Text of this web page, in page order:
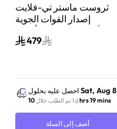
ثروست ماستر تي-فلايت
إصدار القوات الجوية
الأمريكية | سماعة ألعاب
سلكية فوق الأذن | تصميم
الجودة | أسود
479
احصل عليه بحلول Sat, Aug 8
إذا تم الطلب خلال 10 hrs 19 mins
أضف إلى السلة